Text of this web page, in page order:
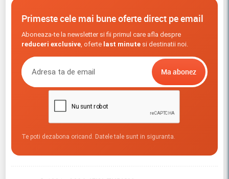
Primeste cele mai bune oferte direct pe email
Aboneaza-te la newsletter si fii primul care afla despre
reduceri exclusive, oferte last minutesi destinatii noi.
Te poti dezabona oricand. Datele tale sunt in siguranta.